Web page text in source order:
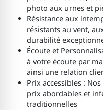
photo aux urnes et
Résistance aux
résistants au vent,
durabilité
Écoute et
à votre écoute par
ainsi une relation
Prix accessibles :
prix abordables et
traditionnelles